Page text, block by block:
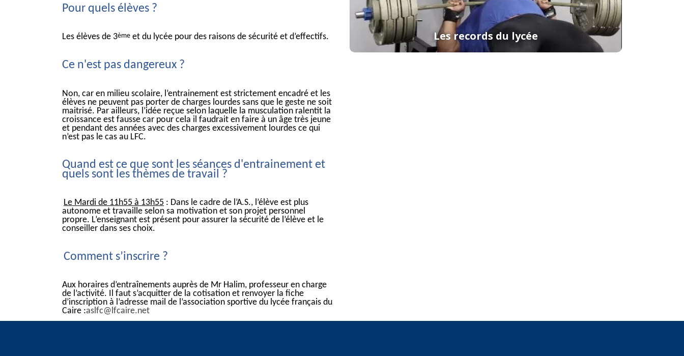
Pour quels élèves ?
Les élèves de 3ème et du lycée pour des raisons de sécurité et d’effectifs.
Ce n'est pas dangereux ?
Non, car en milieu scolaire, l’entrainement est strictement encadré et les
élèves ne peuvent pas porter de charges lourdes sans que le geste ne soit
maitrisé. Par ailleurs, l’idée reçue selon laquelle la musculation ralentit la
croissance est fausse car pour cela il faudrait en faire à un âge très jeune
et pendant des années avec des charges excessivement lourdes ce qui
n’est pas le cas au LFC.
Quand est ce que sont les séances d'entrainement et
quels sont les thèmes de travail ?
Le Mardi de 11h55 à 13h55 : Dans le cadre de l’A.S., l’élève est plus
autonome et travaille selon sa motivation et son projet personnel
propre. L’enseignant est présent pour assurer la sécurité de l’élève et le
conseiller dans ses choix.
Comment s’inscrire ?
Aux horaires d’entraînements auprès de Mr Halim, professeur en charge
de l’activité. Il faut s’acquitter de la cotisation et renvoyer la fiche
d’inscription à l’adresse mail de l’association sportive du lycée français du
Caire :aslfc@lfcaire.net
Les records du lycée